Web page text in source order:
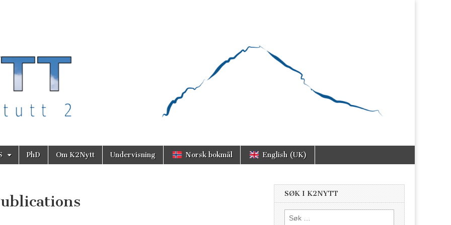
PhD Om K2Nytt Undervisning Norsk bokmål English (UK)
SØK I K2NYTT
Søk